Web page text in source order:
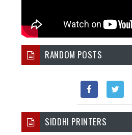
RANDOM POSTS
Fac
Ebo
Twi
SIDDHI PRINTERS